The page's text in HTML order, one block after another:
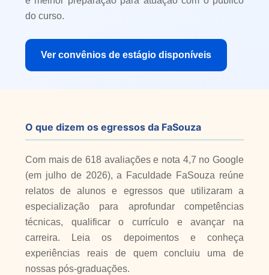
do curso.
Ver convênios de estágio disponíveis
O que dizem os egressos da FaSouza
Com mais de 618 avaliações e nota 4,7 no Google
(em julho de 2026), a Faculdade FaSouza reúne
relatos de alunos e egressos que utilizaram a
especialização para aprofundar competências
técnicas, qualificar o currículo e avançar na
carreira. Leia os depoimentos e conheça
experiências reais de quem concluiu uma de
nossas pós-graduações.